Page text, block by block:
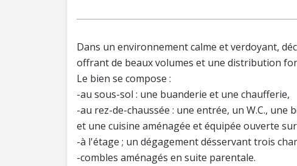
Dans un environnement calme et verdoyant,
offrant de beaux volumes et une distribution
Le bien se compose :
-au sous-sol : une buanderie et une chaufferie,
-au rez-de-chaussée : une entrée, un W.C., une
et une cuisine aménagée et équipée ouverte
-à l'étage ; un dégagement désservant trois
-combles aménagés en suite parentale.